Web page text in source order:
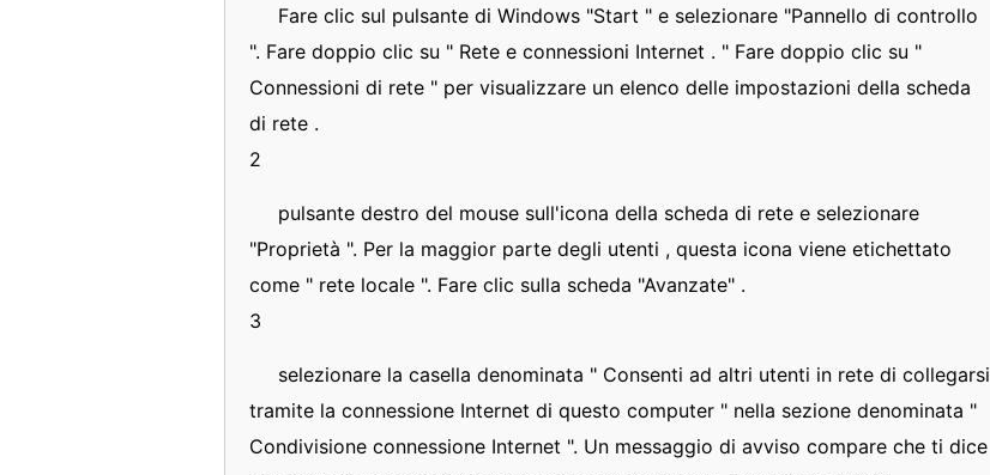
Fare clic sul pulsante di Windows "Start " e selezionare "Pannello di controllo
". Fare doppio clic su " Rete e connessioni Internet . " Fare doppio clic su "
Connessioni di rete " per visualizzare un elenco delle impostazioni della scheda
di rete .
2
pulsante destro del mouse sull'icona della scheda di rete e selezionare
"Proprietà ". Per la maggior parte degli utenti , questa icona viene etichettato
come " rete locale ". Fare clic sulla scheda "Avanzate" .
3
selezionare la casella denominata " Consenti ad altri utenti in rete di collegarsi
tramite la connessione Internet di questo computer " nella sezione denominata "
Condivisione connessione Internet ". Un messaggio di avviso compare che ti dice